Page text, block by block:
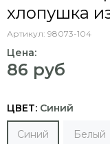
хлопушка
Артикул: 98073-104
Цена:
86 руб
ЦВЕТ: Синий
Синий Белый